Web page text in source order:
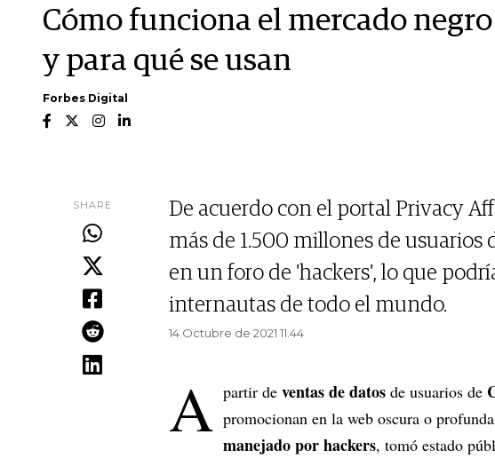
Cómo funciona el mercado
y para qué se usan
Forbes Digital
SHARE
De acuerdo con el portal Privacy
más de 1.500 millones de usuarios
en un foro de 'hackers', lo que
internautas de todo el mundo.
14 Octubre de 2021 11.44
A partir de ventas de datos de usuarios de
promocionan en la web oscura o
manejado por hackers, tomó estado